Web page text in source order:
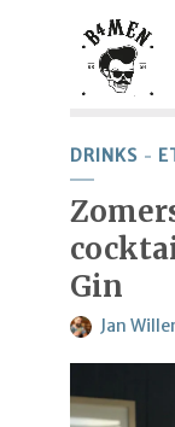
DRINKS
Gin
Jan